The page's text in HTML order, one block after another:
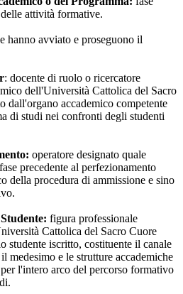
attività formative.
hanno avviato e proseguono il
: docente di ruolo o ricercatore
dell'Università Cattolica del Sacro
dall'organo accademico competente
di studi nei confronti degli studenti
operatore designato quale
precedente al perfezionamento
della procedura di ammissione e sino
figura professionale
Cattolica del Sacro Cuore
studente iscritto, costituente il canale
medesimo e le strutture accademiche
l'intero arco del percorso formativo